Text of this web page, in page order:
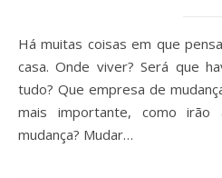
Há muitas coisas em que pensar quando se vai mudar de
casa. Onde viver? Será que
tudo? Que empresa de
mais importante, como
mudança? Mudar…